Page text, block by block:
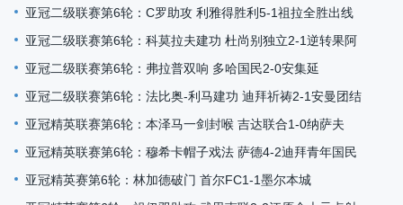
亚冠二级联赛第6轮：C罗助攻 利雅得胜利5-1祖拉全胜出线
亚冠二级联赛第6轮：科莫拉夫建功 杜尚别独立2-1逆转果阿
亚冠二级联赛第6轮：弗拉普双响 多哈国民2-0安集延
亚冠二级联赛第6轮：法比奥-利马建功 迪拜祈祷2-1安曼团结
亚冠精英联赛第6轮：本泽马一剑封喉 吉达联合1-0纳萨夫
亚冠精英联赛第6轮：穆希卡帽子戏法 萨德4-2迪拜青年国民
亚冠精英赛第6轮：林加德破门 首尔FC1-1墨尔本城